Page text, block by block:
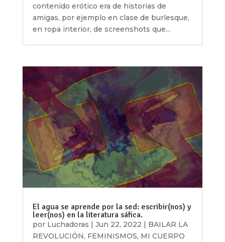
contenido erótico era de historias de
amigas, por ejemplo en clase de burlesque,
en ropa interior, de screenshots que...
El agua se aprende por la sed: escribir(nos) y
leer(nos) en la literatura sáfica.
por Luchadoras | Jun 22, 2022 | BAILAR LA
REVOLUCIÓN, FEMINISMOS, MI CUERPO